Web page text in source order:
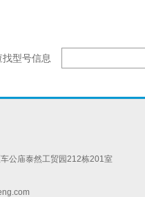
型号信息
公庙泰然工贸园212栋201室